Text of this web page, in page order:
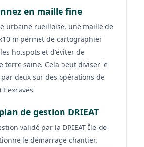
en maille fine
urbaine rueilloise, une maille de
m permet de cartographier
hotspots et d'éviter de
terre saine. Cela peut diviser le
par deux sur des opérations de
t excavés.
de gestion DRIEAT
validé par la DRIEAT Île-de-
le démarrage chantier.